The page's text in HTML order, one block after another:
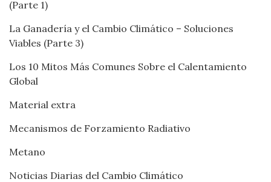
(Parte 1)
La Ganadería y el Cambio Climático – Soluciones
Viables (Parte 3)
Los 10 Mitos Más Comunes Sobre el Calentamiento
Global
Material extra
Mecanismos de Forzamiento Radiativo
Metano
Noticias Diarias del Cambio Climático